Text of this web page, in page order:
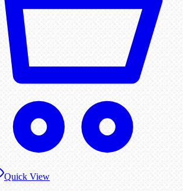
Quick View